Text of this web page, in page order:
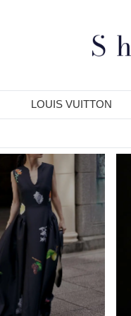
LOUIS VUITTON